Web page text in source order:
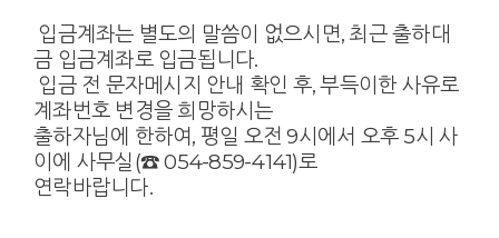
입금계좌는 별도의 말씀이 없으시면, 최근 출하대
금 입금계좌로 입금됩니다.
입금 전 문자메시지 안내 확인 후, 부득이한 사유로
계좌번호 변경을 희망하시는
출하자님에 한하여, 평일 오전 9시에서 오후 5시 사
이에 사무실(☎ 054-859-4141)로
연락바랍니다.